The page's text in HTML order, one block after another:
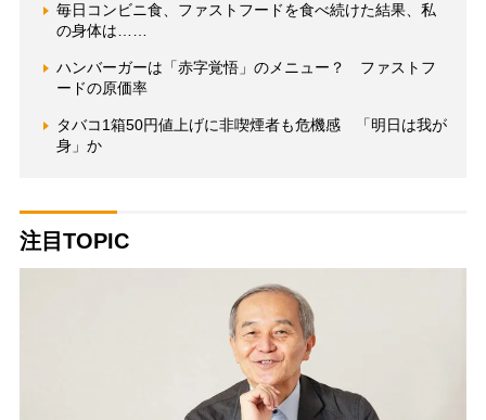
毎日コンビニ食、ファストフードを食べ続けた結果、私
の身体は……
ハンバーガーは「赤字覚悟」のメニュー？ ファストフ
ードの原価率
タバコ1箱50円値上げに非喫煙者も危機感 「明日は我が
身」か
注目TOPIC